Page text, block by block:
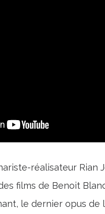
réalisateur Rian
films de Benoit
le dernier opus